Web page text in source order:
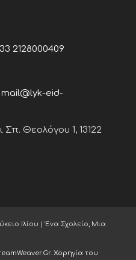
2128000409
mail@lyk-eid-
Θεολόγου 1, 13122
Ιλίου | Ένα Σχολείο, Μια
. Χορηγία του